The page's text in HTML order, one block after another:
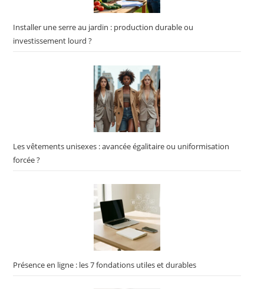
Installer une serre au jardin : production durable ou
investissement lourd ?
Les vêtements unisexes : avancée égalitaire ou uniformisation
forcée ?
Présence en ligne : les 7 fondations utiles et durables